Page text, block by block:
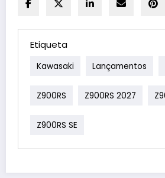
Etiqueta
Kawasaki Lançamentos
Z900RS Z900RS 2027
Z900RS SE